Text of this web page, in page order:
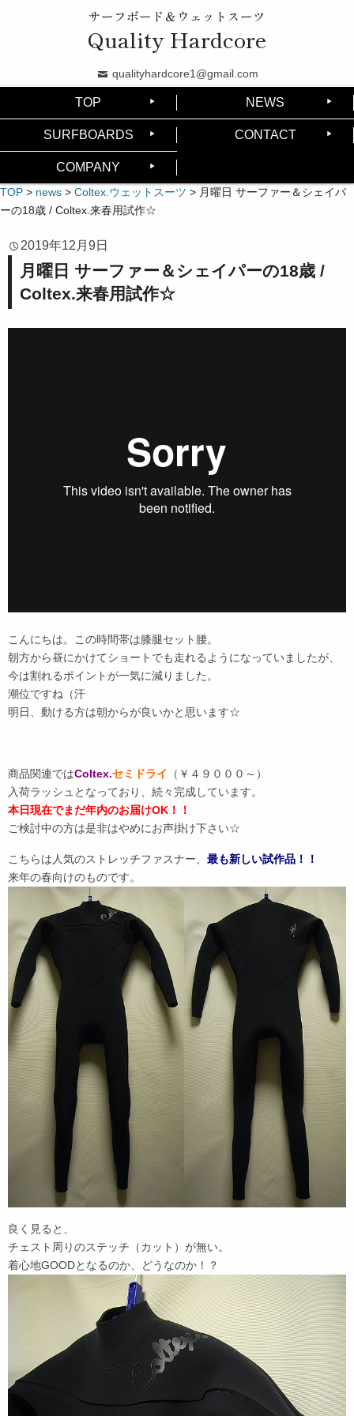
サーフボード＆ウェットスーツ
Quality Hardcore
qualityhardcore1@gmail.com
TOP NEWS
SURFBOARDS CONTACT
COMPANY
TOP > news > Coltex.ウェットスーツ > 月曜日 サーファー＆シェイパ
ーの18歳 / Coltex.来春用試作☆
2019年12月9日
月曜日 サーファー＆シェイパーの18歳 /
Coltex.来春用試作☆
こんにちは。この時間帯は膝腿セット腰。
朝方から昼にかけてショートでも走れるようになっていましたが、
今は割れるポイントが一気に減りました。
潮位ですね（汗
明日、動ける方は朝からが良いかと思います☆
商品関連ではColtex.セミドライ （￥４９０００～）
入荷ラッシュとなっており、続々完成しています。
本日現在でまだ年内のお届けOK！！
ご検討中の方は是非はやめにお声掛け下さい☆
こちらは人気のストレッチファスナー、 最も新しい試作品！！
来年の春向けのものです。
良く見ると、
チェスト周りのステッチ（カット）が無い。
着心地GOODとなるのか、どうなのか！？